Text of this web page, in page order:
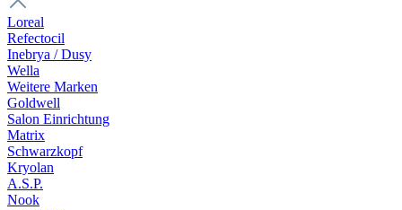
Loreal
Refectocil
Inebrya / Dusy
Wella
Weitere Marken
Goldwell
Salon Einrichtung
Matrix
Schwarzkopf
Kryolan
A.S.P.
Nook